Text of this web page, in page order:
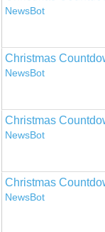
NewsBot
Christmas
NewsBot
Christmas
NewsBot
Christmas
NewsBot